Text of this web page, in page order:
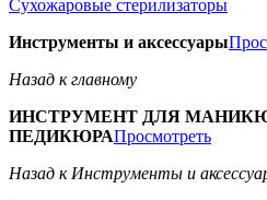
Сухожаровые стерилизаторы
Инструменты и аксессуары
Назад к главному
ИНСТРУМЕНТ ДЛЯ
ПЕДИКЮРАПросмотреть
Назад к Инструменты и